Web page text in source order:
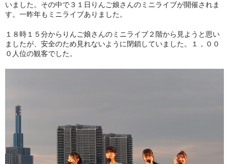
いました。その中で３１日りんご娘さんのミニライブが開催されま
す。一昨年もミニライブありました。
１８時１５分からりんご娘さんのミニライブ２階から見ようと思い
ましたが、安全のため見れないように閉鎖していました。１，００
０人位の観客でした。